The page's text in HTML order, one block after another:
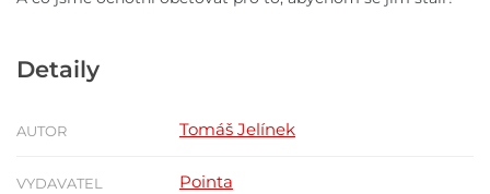
Detaily
AUTOR Tomáš Jelínek
VYDAVATEL Pointa